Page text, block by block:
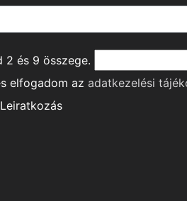
2 és 9 összege.
elfogadom az adatkezelési
Leiratkozás